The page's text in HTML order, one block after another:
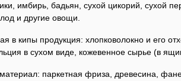
имбирь, бадьян, сухой цикорий, сухой
и другие овощи.
в кипы продукция: хлопковолокно и его
в сухом виде, кожевенное сырье (в
паркетная фриза, древесина,